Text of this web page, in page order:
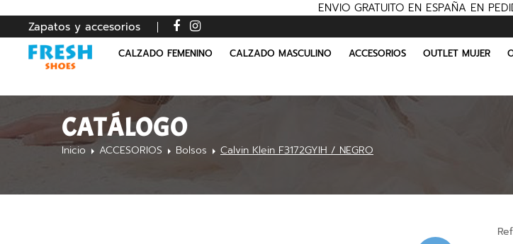
ENVIO GRATUITO EN ESPAÑA EN
Zapatos y accesorios
CALZADO FEMENINO CALZADO MASCULINO ACCESORIOS OUTLET MUJER
CATÁLOGO
Inicio ACCESORIOS Bolsos Calvin Klein F3172GYIH / NEGRO